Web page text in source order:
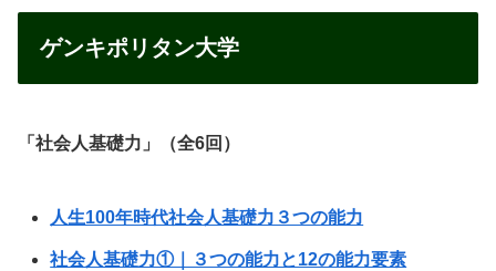
ゲンキポリタン大学
「社会人基礎力」（全6回）
人生100年時代社会人基礎力３つの能力
社会人基礎力①｜３つの能力と12の能力要素